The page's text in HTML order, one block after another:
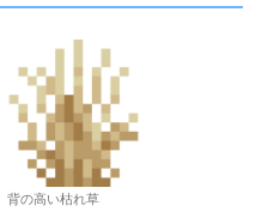
背の高い枯れ草